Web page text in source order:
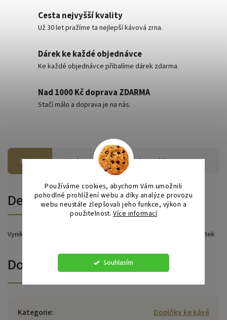
Používáme cookies, abychom Vám umožnili
pohodlné prohlížení webu a díky analýze provozu
webu neustále zlepšovali jeho funkce, výkon a
použitelnost. Více informací
Souhlasím
Cesta nejvyšší kvality
Už 30 let pražíme ta nejlepší kávová zrna.
Dárek ke každé objednávce
Ke každé objednávce přibalíme dárek zdarma.
Nad 1000 Kč doprava ZDARMA
Stačí málo a doprava je na nás.
Popis Hodnocení Diskuze (1)
Detailní popis produktu
Vynikající chuť s vysokým obsahem kakaa zaručuje dokonalý požitek
Doplňkové parametry
Kategorie:
Doplňky ke kávě